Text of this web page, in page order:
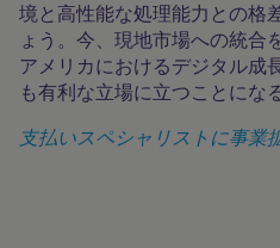
境と高性能な処理能力との格
ょう。今、現地市場への統合
アメリカにおけるデジタル成
も有利な立場に立つことにな
支払いスペシャリストに事業